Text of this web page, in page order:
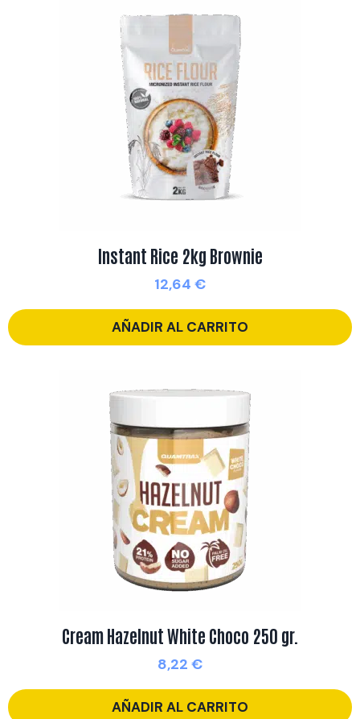
Instant Rice 2kg Brownie
12,64 €
AÑADIR AL CARRITO
Cream Hazelnut White Choco 250 gr.
8,22 €
AÑADIR AL CARRITO